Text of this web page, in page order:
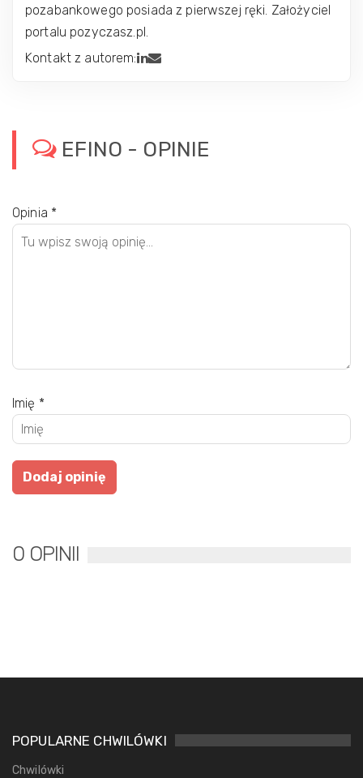
pozabankowego posiada z pierwszej ręki. Założyciel
portalu pozyczasz.pl.
Kontakt z autorem:
EFINO - OPINIE
Opinia *
Imię *
0 OPINII
POPULARNE CHWILÓWKI
Chwilówki